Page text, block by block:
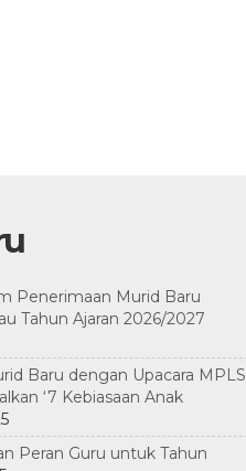
Penerimaan Murid Baru
Tahun Ajaran 2026/2027
Baru dengan Upacara MPLS
‘7 Kebiasaan Anak
Peran Guru untuk Tahun